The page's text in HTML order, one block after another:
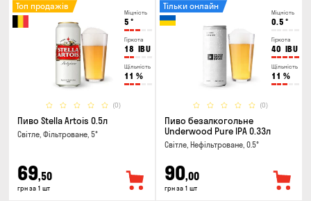
Міцність
5 °
Гіркота
18 IBU
Щільність
11 %
(0)
Топ продажів
Пиво Stella Artois 0.5л
Світле, Фільтроване, 5°
69,50
грн за 1 шт
Міцність
0.5 °
Гіркота
40 IBU
Щільність
11 %
(0)
Тільки онлайн
Пиво безалкогольне
Underwood Pure IPA 0.33л
Світле, Нефільтроване, 0.5°
90,00
грн за 1 шт